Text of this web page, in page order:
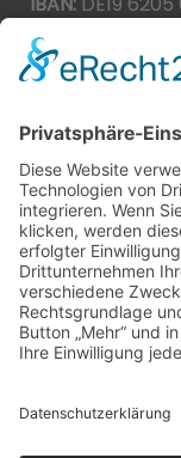
BIC:
Spende direkt
JETZT SPENDEN